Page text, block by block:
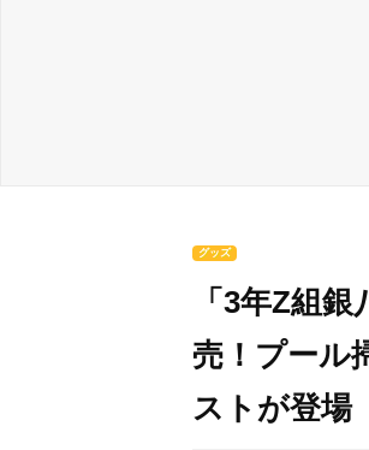
グッズ
「3年Z組
売！プール
ストが登場